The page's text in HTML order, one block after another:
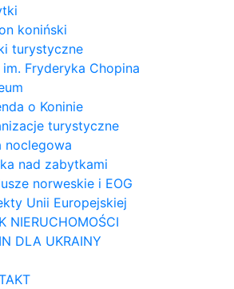
koniński
turystyczne
im. Fryderyka Chopina
o Koninie
turystyczne
noclegowa
nad zabytkami
norweskie i EOG
Unii Europejskiej
NIERUCHOMOŚCI
DLA UKRAINY